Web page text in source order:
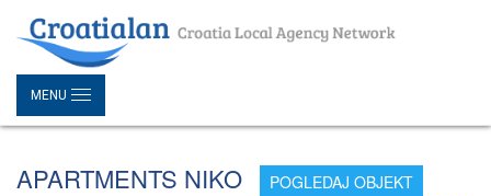
MENU
APARTMENTS NIKO POGLEDAJ OBJEKT